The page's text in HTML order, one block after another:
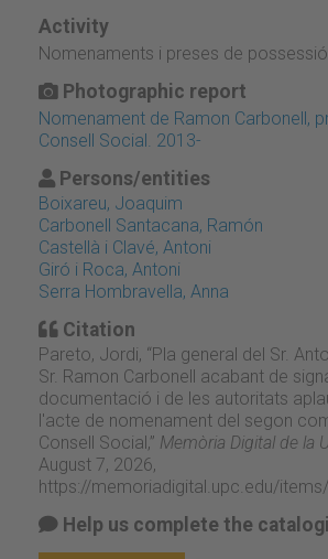
Activity
Nomenaments i preses de possessió
Photographic report
Nomenament de Ramon Carbonell,
Consell Social. 2013-
Persons/entities
Boixareu, Joaquim
Carbonell Santacana, Ramón
Castellà i Clavé, Antoni
Giró i Roca, Antoni
Serra Hombravella, Anna
Citation
Pareto, Jordi, “Pla general del Sr.
Sr. Ramon Carbonell acabant de
documentació i de les autoritats
l'acte de nomenament del segon
Consell Social,” Memòria Digital de la
August 7, 2026,
https://memoriadigital.upc.edu/
Help us complete the